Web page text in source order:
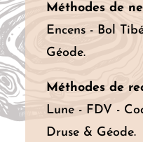
Méthodes de
Encens - Bol
Géode.
Méthodes de
Lune - FDV -
Druse & Géode.